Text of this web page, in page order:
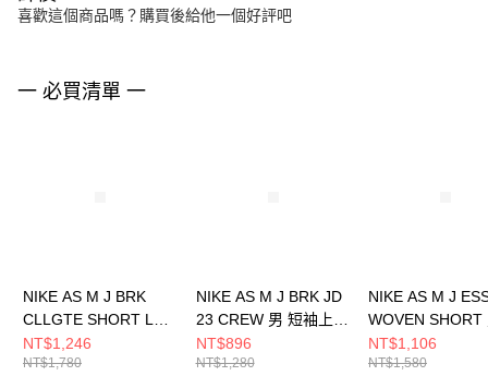
喜歡這個商品嗎？購買後給他一個好評吧
一 必買清單 一
NIKE AS M J BRK
CLLGTE SHORT LB
男 短褲 HV0096051
NT$1,246
NT$1,780
NIKE AS M J BRK JD
23 CREW 男 短袖上衣
HQ8945238
NT$896
NT$1,280
NIKE AS M J
WOVEN SHORT
褲 HF9336257
NT$1,106
NT$1,580